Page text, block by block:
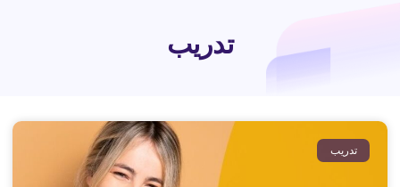
تدريب
تدريب